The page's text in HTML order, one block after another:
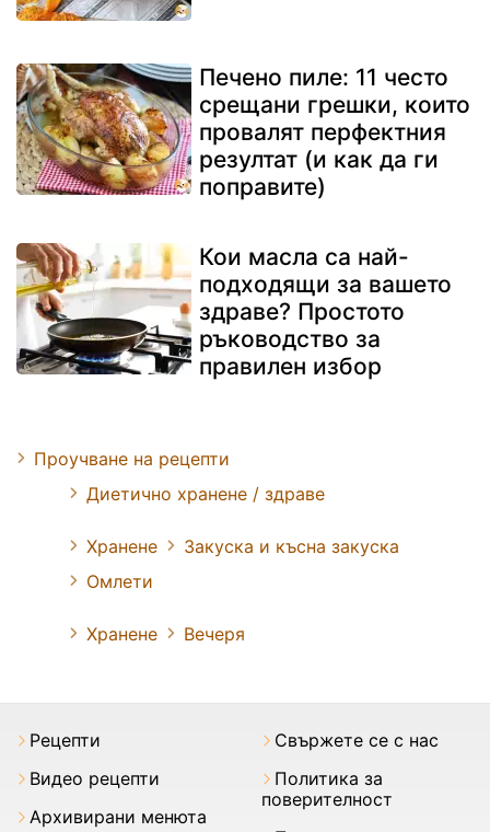
Печено пиле: 11 често
срещани грешки, които
провалят перфектния
резултат (и как да ги
поправите)
Кои масла са най-
подходящи за вашето
здраве? Простото
ръководство за
правилен избор
Проучване на рецепти
Диетично хранене / здраве
Хранене
Закуска и късна закуска
Омлети
Хранене Вечеря
Рецепти
Видео рецепти
Архивирани менюта
Свържете се с нас
Политика за
поверителност